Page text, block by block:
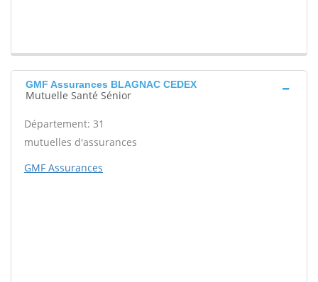
GMF Assurances BLAGNAC CEDEX
Mutuelle Santé Sénior
Département: 31
mutuelles d'assurances
GMF Assurances